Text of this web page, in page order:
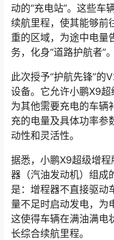
动的“充电站”。这些车
续航里程，使其能够前
重的区域，为途中电量
务，化身“道路护航者”。
此次授予“护航先锋”的
设备。它允许小鹏X9
为其他需要充电的车辆
充的电量及具体功率参
动性和灵活性。
据悉，小鹏X9超级增
器（汽油发动机）组成
是：增程器不直接驱动
量不足时启动发电，为
这使得车辆在满油满电
长综合续航里程。